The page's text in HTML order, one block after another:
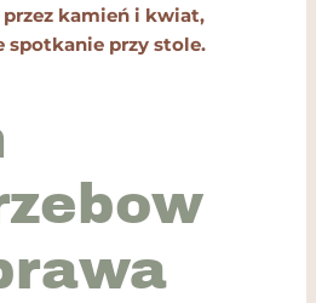
kamień i kwiat,
spotkanie przy stole.